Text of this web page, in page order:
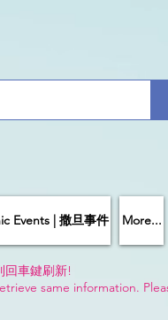
Events | 撒旦事件 More...
回車鍵刷新!
same information.